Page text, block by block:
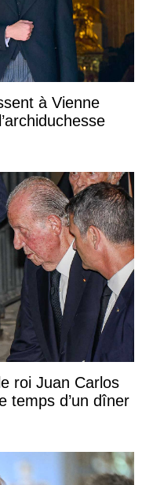
à Vienne
roi Juan Carlos
temps d’un dîner